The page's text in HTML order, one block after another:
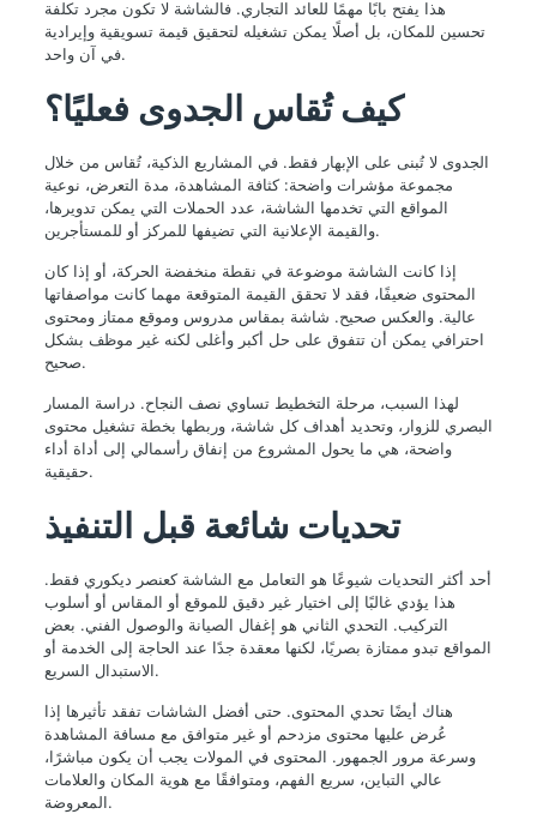
هذا يفتح بابًا مهمًا للعائد التجاري. فالشاشة لا تكون مجرد تكلفة
تحسين للمكان، بل أصلًا يمكن تشغيله لتحقيق قيمة تسويقية وإيرادية
في آن واحد.
كيف تُقاس الجدوى فعليًا؟
الجدوى لا تُبنى على الإبهار فقط. في المشاريع الذكية، تُقاس من خلال
مجموعة مؤشرات واضحة: كثافة المشاهدة، مدة التعرض، نوعية
المواقع التي تخدمها الشاشة، عدد الحملات التي يمكن تدويرها،
والقيمة الإعلانية التي تضيفها للمركز أو للمستأجرين.
إذا كانت الشاشة موضوعة في نقطة منخفضة الحركة، أو إذا كان
المحتوى ضعيفًا، فقد لا تحقق القيمة المتوقعة مهما كانت مواصفاتها
عالية. والعكس صحيح. شاشة بمقاس مدروس وموقع ممتاز ومحتوى
احترافي يمكن أن تتفوق على حل أكبر وأغلى لكنه غير موظف بشكل
صحيح.
لهذا السبب، مرحلة التخطيط تساوي نصف النجاح. دراسة المسار
البصري للزوار، وتحديد أهداف كل شاشة، وربطها بخطة تشغيل محتوى
واضحة، هي ما يحول المشروع من إنفاق رأسمالي إلى أداة أداء
حقيقية.
تحديات شائعة قبل التنفيذ
أحد أكثر التحديات شيوعًا هو التعامل مع الشاشة كعنصر ديكوري فقط.
هذا يؤدي غالبًا إلى اختيار غير دقيق للموقع أو المقاس أو أسلوب
التركيب. التحدي الثاني هو إغفال الصيانة والوصول الفني. بعض
المواقع تبدو ممتازة بصريًا، لكنها معقدة جدًا عند الحاجة إلى الخدمة أو
الاستبدال السريع.
هناك أيضًا تحدي المحتوى. حتى أفضل الشاشات تفقد تأثيرها إذا
عُرض عليها محتوى مزدحم أو غير متوافق مع مسافة المشاهدة
وسرعة مرور الجمهور. المحتوى في المولات يجب أن يكون مباشرًا،
عالي التباين، سريع الفهم، ومتوافقًا مع هوية المكان والعلامات
المعروضة.